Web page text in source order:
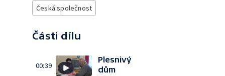
Česká společnost
Části dílu
00:39
Plesnivý
dům